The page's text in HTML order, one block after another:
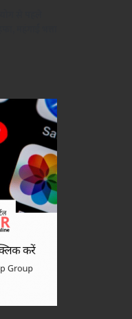
योजना को